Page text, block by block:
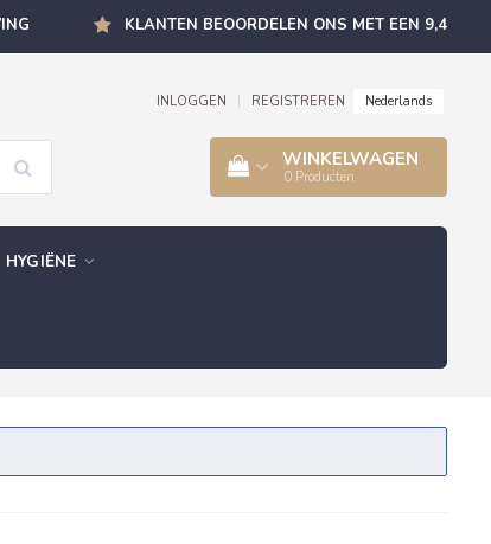
KLANTEN BEOORDELEN ONS MET EEN 9,4
INLOGGEN REGISTREREN Nederlands
WINKELWAGEN
0 Producten
HYGIËNE